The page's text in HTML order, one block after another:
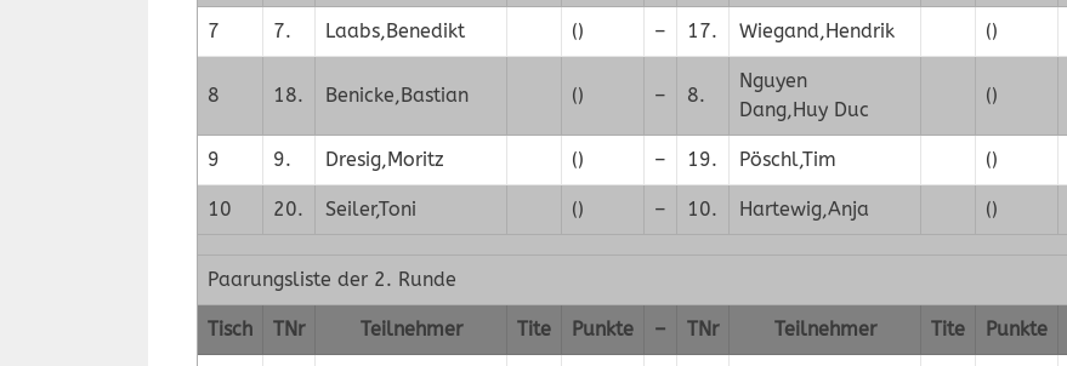
7 7. Laabs,Benedikt () – 17. Wiegand,Hendrik ()
8 18. Benicke,Bastian () – 8.
Nguyen
Dang,Huy Duc
()
9 9. Dresig,Moritz () – 19. Pöschl,Tim ()
10 20. Seiler,Toni () – 10. Hartewig,Anja ()
Paarungsliste der 2. Runde
Tisch TNr Teilnehmer Tite Punkte – TNr Teilnehmer Tite Punkte